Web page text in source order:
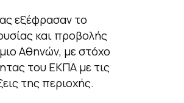
εξέφρασαν το
και προβολής
Αθηνών, με στόχο
του ΕΚΠΑ με τις
της περιοχής.